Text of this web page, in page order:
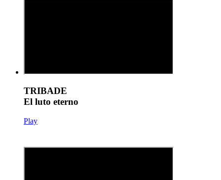
TRIBADE
El luto eterno
Play